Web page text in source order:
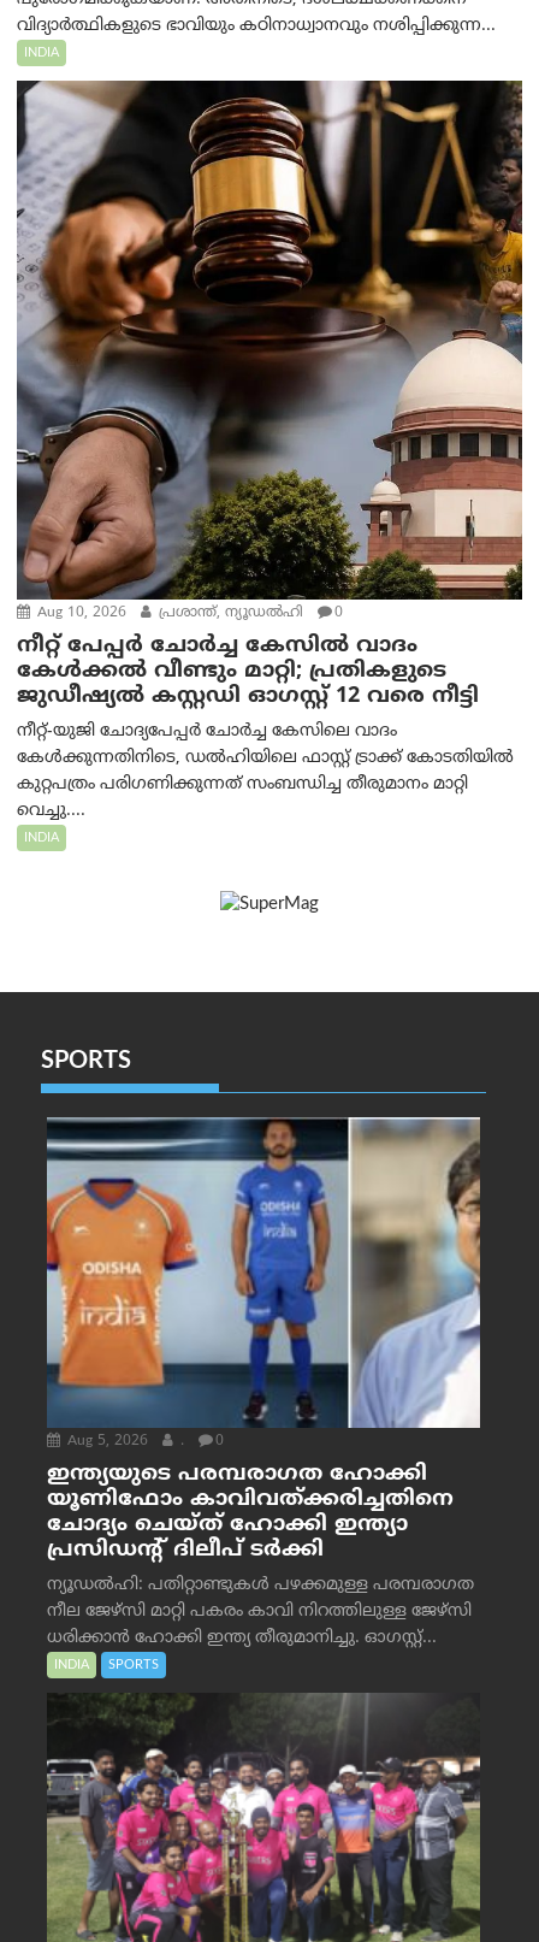
വിദ്യാർത്ഥികളുടെ ഭാവിയും കഠിനാധ്വാനവും നശിപ്പിക്കുന്ന...
INDIA
Aug 10, 2026 പ്രശാന്ത്, ന്യൂഡല്‍ഹി 0
നീറ്റ് പേപ്പർ ചോർച്ച കേസിൽ വാദം
കേൾക്കൽ വീണ്ടും മാറ്റി; പ്രതികളുടെ
ജുഡീഷ്യൽ കസ്റ്റഡി ഓഗസ്റ്റ് 12 വരെ നീട്ടി
നീറ്റ്-യുജി ചോദ്യപേപ്പർ ചോർച്ച കേസിലെ വാദം
കേൾക്കുന്നതിനിടെ, ഡൽഹിയിലെ ഫാസ്റ്റ് ട്രാക്ക് കോടതിയിൽ
കുറ്റപത്രം പരിഗണിക്കുന്നത് സംബന്ധിച്ച തീരുമാനം മാറ്റി
വെച്ചു....
INDIA
SPORTS
Aug 5, 2026 . 0
ഇന്ത്യയുടെ പരമ്പരാഗത ഹോക്കി
യൂണിഫോം കാവിവത്ക്കരിച്ചതിനെ
ചോദ്യം ചെയ്ത് ഹോക്കി ഇന്ത്യാ
പ്രസിഡന്റ് ദിലീപ് ടര്‍ക്കി
ന്യൂഡൽഹി: പതിറ്റാണ്ടുകൾ പഴക്കമുള്ള പരമ്പരാഗത
നീല ജേഴ്‌സി മാറ്റി പകരം കാവി നിറത്തിലുള്ള ജേഴ്‌സി
ധരിക്കാൻ ഹോക്കി ഇന്ത്യ തീരുമാനിച്ചു. ഓഗസ്റ്റ്...
INDIA SPORTS